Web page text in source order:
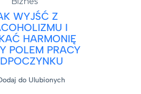
WYJŚĆ Z
I
HARMONIĘ
POLEM PRACY
do Ulubionych